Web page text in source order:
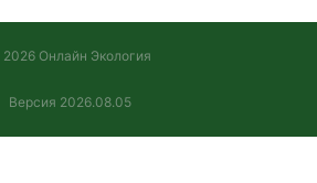
паразитологические
Онлайн Экология
Версия 2026.08.05